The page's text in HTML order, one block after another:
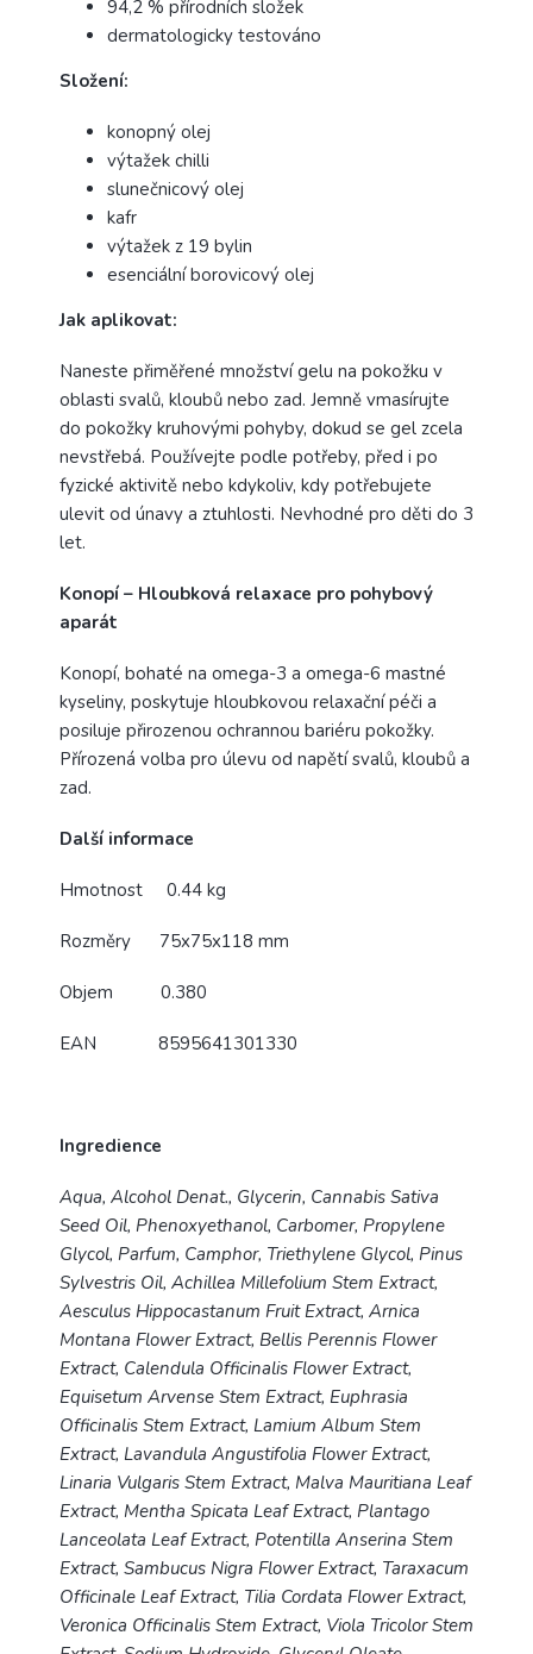
94,2 % přírodních složek
dermatologicky testováno
Složení:
konopný olej
výtažek chilli
slunečnicový olej
kafr
výtažek z 19 bylin
esenciální borovicový olej
Jak aplikovat:
Naneste přiměřené množství gelu na pokožku v
oblasti svalů, kloubů nebo zad. Jemně vmasírujte
do pokožky kruhovými pohyby, dokud se gel zcela
nevstřebá. Používejte podle potřeby, před i po
fyzické aktivitě nebo kdykoliv, kdy potřebujete
ulevit od únavy a ztuhlosti. Nevhodné pro děti do 3
let.
Konopí – Hloubková relaxace pro pohybový
aparát
Konopí, bohaté na omega-3 a omega-6 mastné
kyseliny, poskytuje hloubkovou relaxační péči a
posiluje přirozenou ochrannou bariéru pokožky.
Přírozená volba pro úlevu od napětí svalů, kloubů a
zad.
Další informace
Hmotnost 0.44 kg
Rozměry 75x75x118 mm
Objem 0.380
EAN 8595641301330
Ingredience
Aqua, Alcohol Denat., Glycerin, Cannabis Sativa
Seed Oil, Phenoxyethanol, Carbomer, Propylene
Glycol, Parfum, Camphor, Triethylene Glycol, Pinus
Sylvestris Oil, Achillea Millefolium Stem Extract,
Aesculus Hippocastanum Fruit Extract, Arnica
Montana Flower Extract, Bellis Perennis Flower
Extract, Calendula Officinalis Flower Extract,
Equisetum Arvense Stem Extract, Euphrasia
Officinalis Stem Extract, Lamium Album Stem
Extract, Lavandula Angustifolia Flower Extract,
Linaria Vulgaris Stem Extract, Malva Mauritiana Leaf
Extract, Mentha Spicata Leaf Extract, Plantago
Lanceolata Leaf Extract, Potentilla Anserina Stem
Extract, Sambucus Nigra Flower Extract, Taraxacum
Officinale Leaf Extract, Tilia Cordata Flower Extract,
Veronica Officinalis Stem Extract, Viola Tricolor Stem